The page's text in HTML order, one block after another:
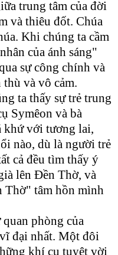
trung tâm của đời
và thiêu đốt. Chúa
Khi chúng ta cầm
của ánh sáng"
sự công chính và
và vô cảm.
ta thấy sự trẻ trung
Symêon và bà
khứ với tương lai,
nào, dù là người trẻ
cả đều tìm thấy ý
lên Đền Thờ, và
Thờ" tâm hồn mình
phòng của
đại nhất. Một đôi
khí cụ tuyệt vời